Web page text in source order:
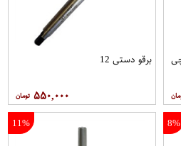
برقو دستی 12
۵۵۰,۰۰۰
8%
11%